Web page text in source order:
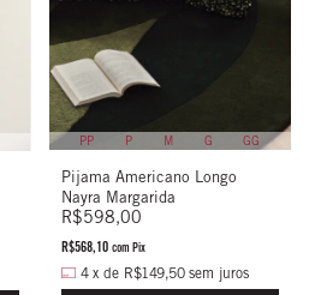
PP P M G GG
Pijama Americano Longo
Nayra Margarida
R$598,00
R$568,10 com Pix
4 x de R$149,50 sem juros